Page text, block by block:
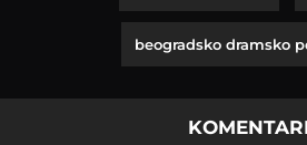
beogradsko dramsko